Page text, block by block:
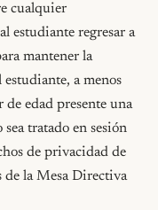
cualquier
estudiante regresar a
mantener la
a menos
edad presente una
tratado en sesión
de privacidad de
de la Mesa Directiva